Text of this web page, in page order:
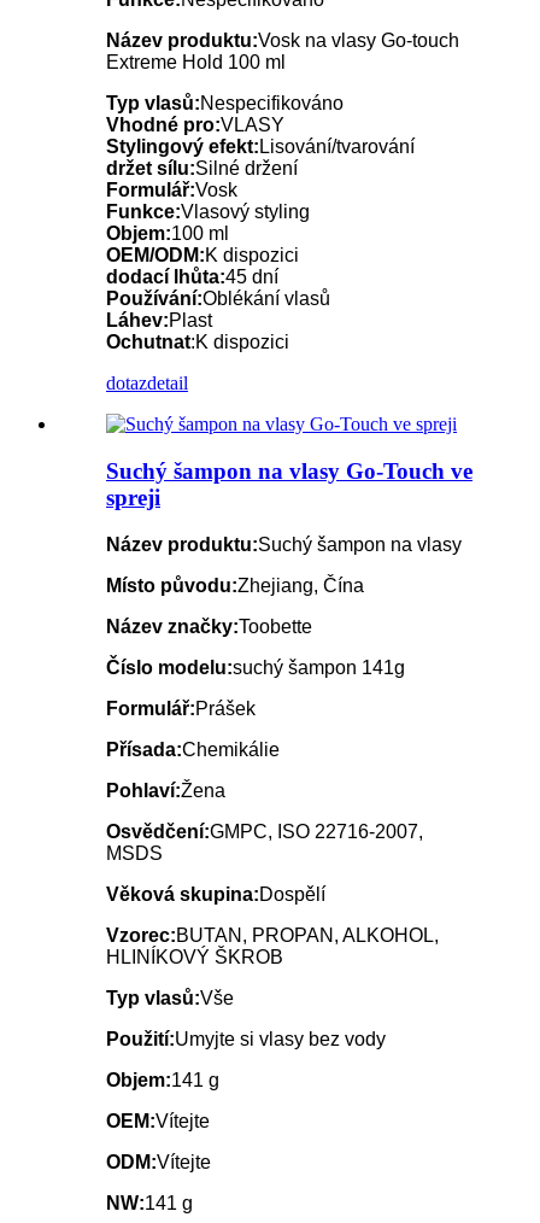
Název produktu:Vosk na vlasy Go-touch
Extreme Hold 100 ml
Typ vlasů:Nespecifikováno
Vhodné pro:VLASY
Stylingový efekt: Lisování/tvarování
držet sílu:Silné držení
Formulář:Vosk
Funkce:Vlasový styling
Objem:100 ml
OEM/ODM:K dispozici
dodací lhůta:45 dní
Používání:Oblékání vlasů
Láhev:Plast
Ochutnat:K dispozici
dotazdetail
Suchý šampon na vlasy Go-Touch ve
spreji
Název produktu:Suchý šampon na vlasy
Místo původu:Zhejiang, Čína
Název značky:Toobette
Číslo modelu:suchý šampon 141g
Formulář:Prášek
Přísada:Chemikálie
Pohlaví:Žena
Osvědčení:GMPC, ISO 22716-2007,
MSDS
Věková skupina:Dospělí
Vzorec:BUTAN, PROPAN, ALKOHOL,
HLINÍKOVÝ ŠKROB
Typ vlasů:Vše
Použití:Umyjte si vlasy bez vody
Objem:141 g
OEM:Vítejte
ODM:Vítejte
NW:141 g